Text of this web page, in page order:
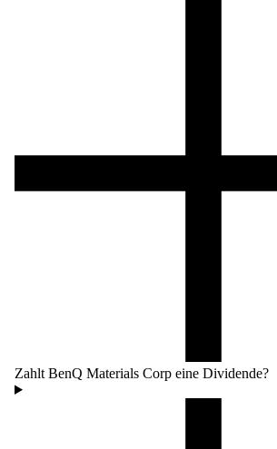
Zahlt BenQ Materials Corp eine Dividende?